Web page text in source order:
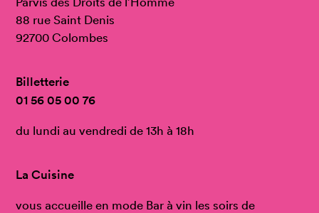
88 rue Saint Denis
92700 Colombes
Billetterie
01 56 05 00 76
du lundi au vendredi de 13h à 18h
La Cuisine
vous accueille en mode Bar à vin les soirs de